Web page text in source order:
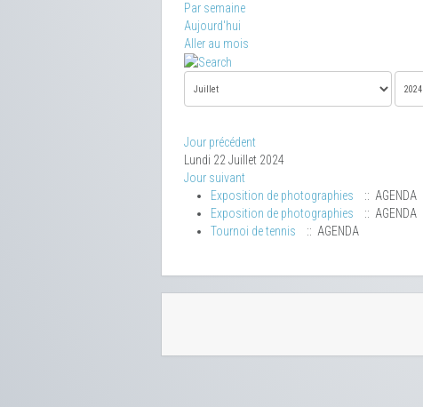
Par semaine
Aujourd'hui
Aller au mois
Jour précédent
Lundi 22 Juillet 2024
Jour suivant
Exposition de photographies
:: AGENDA
Exposition de photographies
:: AGENDA
Tournoi de tennis
:: AGENDA